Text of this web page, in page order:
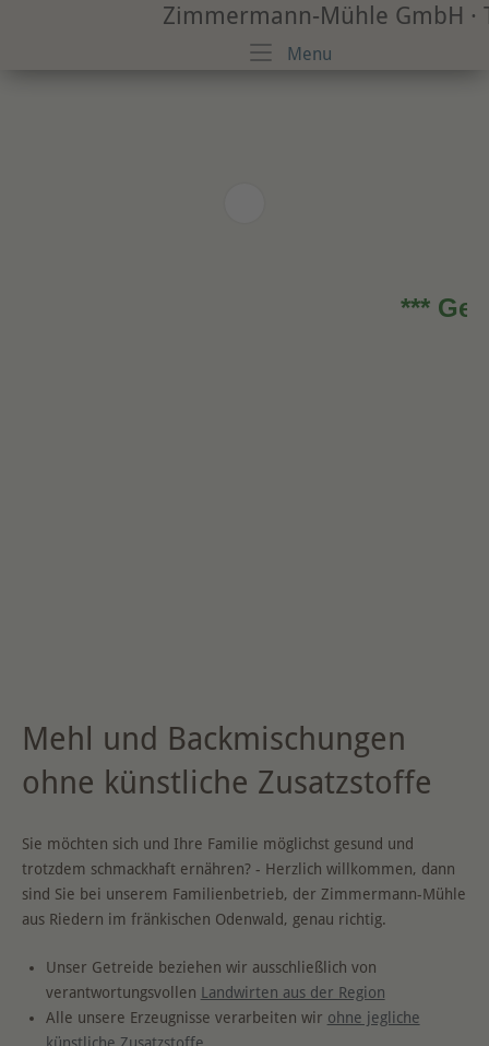
Zimmermann-Mühle GmbH ·
Menu
***
Mehl und Backmischungen
ohne künstliche Zusatzstoffe
Sie möchten sich und Ihre Familie möglichst gesund und
trotzdem schmackhaft ernähren? - Herzlich willkommen, dann
sind Sie bei unserem Familienbetrieb, der Zimmermann-Mühle
aus Riedern im fränkischen Odenwald, genau richtig.
Unser Getreide beziehen wir ausschließlich von
verantwortungsvollen Landwirten aus der Region
Alle unsere Erzeugnisse verarbeiten wir ohne jegliche